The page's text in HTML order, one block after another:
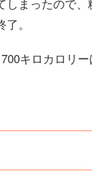
。
キロカロリ